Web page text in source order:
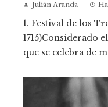
Julián Aranda
1. Festival de los
1715)Considerado
que se celebra de